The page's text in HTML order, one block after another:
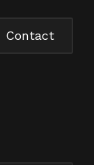
Contact